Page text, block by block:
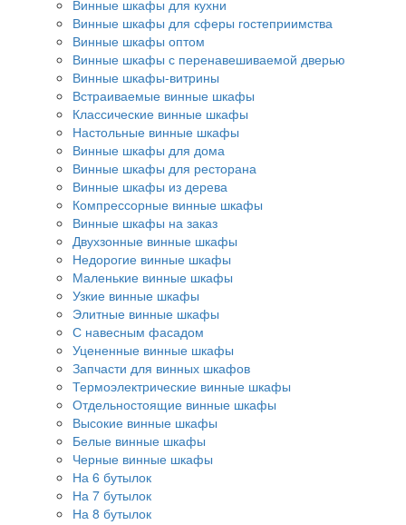
Винные шкафы для кухни
Винные шкафы для сферы гостеприимства
Винные шкафы оптом
Винные шкафы с перенавешиваемой дверью
Винные шкафы-витрины
Встраиваемые винные шкафы
Классические винные шкафы
Настольные винные шкафы
Винные шкафы для дома
Винные шкафы для ресторана
Винные шкафы из дерева
Компрессорные винные шкафы
Винные шкафы на заказ
Двухзонные винные шкафы
Недорогие винные шкафы
Маленькие винные шкафы
Узкие винные шкафы
Элитные винные шкафы
С навесным фасадом
Уцененные винные шкафы
Запчасти для винных шкафов
Термоэлектрические винные шкафы
Отдельностоящие винные шкафы
Высокие винные шкафы
Белые винные шкафы
Черные винные шкафы
На 6 бутылок
На 7 бутылок
На 8 бутылок